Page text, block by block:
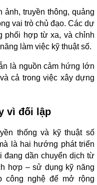
truyền thông, quảng
vai trò chủ đạo. Các dự
phối hợp từ xa, và chỉnh
làm việc kỹ thuật số.
là nguồn cảm hứng lớn
cả trong việc xây dựng
vì đối lập
thống và kỹ thuật số
là hai hướng phát triển
đang dần chuyển dịch từ
hợp – sử dụng kỹ năng
công nghệ để mở rộng